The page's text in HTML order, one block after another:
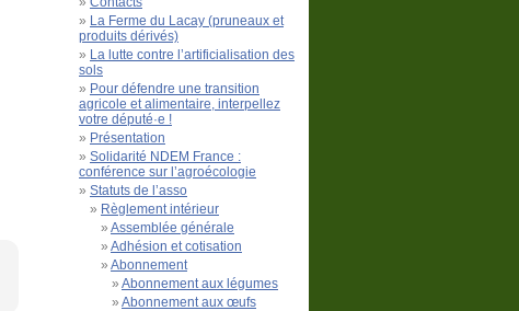
La Ferme du Lacay (pruneaux et
produits dérivés)
La lutte contre l’artificialisation des
sols
Pour défendre une transition
agricole et alimentaire, interpellez
votre député·e !
Présentation
Solidarité NDEM France :
conférence sur l’agroécologie
Statuts de l’asso
Règlement intérieur
Assemblée générale
Adhésion et cotisation
Abonnement
Abonnement aux légumes
Abonnement aux œufs